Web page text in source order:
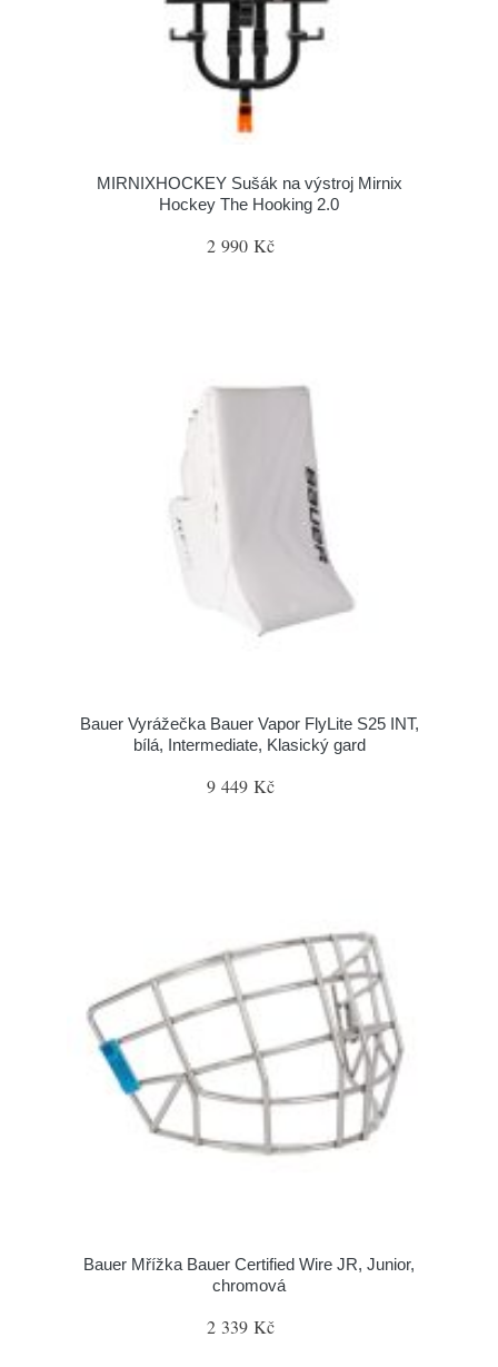
MIRNIXHOCKEY Sušák na výstroj Mirnix
Hockey The Hooking 2.0
2 990 Kč
Bauer Vyrážečka Bauer Vapor FlyLite S25 INT,
bílá, Intermediate, Klasický gard
9 449 Kč
Bauer Mřížka Bauer Certified Wire JR, Junior,
chromová
2 339 Kč